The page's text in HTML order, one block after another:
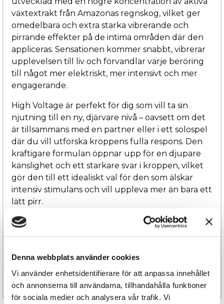
Denna webbplats använder cookies
Vi använder enhetsidentifierare för att anpassa innehållet
och annonserna till användarna, tillhandahålla funktioner
för sociala medier och analysera vår trafik. Vi
växtextrakt från Amazonas regnskog, vilket ger
omedelbara och extra starka vibrerande och
pirrande effekter på de intima områden där den
appliceras. Sensationen kommer snabbt, vibrerar
upplevelsen till liv och förvandlar varje beröring
till något mer elektriskt, mer intensivt och mer
engagerande.
High Voltage är perfekt för dig som vill ta sin
njutning till en ny, djärvare nivå – oavsett om det
är tillsammans med en partner eller i ett solospel
där du vill utforska kroppens fulla respons. Den
kraftigare formulan öppnar upp för en djupare
känslighet och ett starkare svar i kroppen, vilket
gör den till ett idealiskt val för den som älskar
intensiv stimulans och vill uppleva mer än bara ett
lätt pirr.
Denna lilla tub bjuder på en omedelbar och extra
Specifikation